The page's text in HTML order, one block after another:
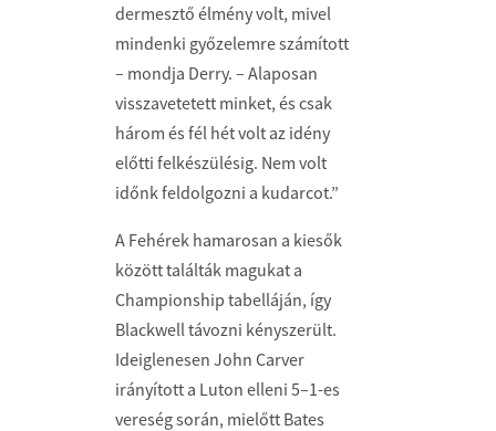
dermesztő élmény volt, mivel
mindenki győzelemre számított
– mondja Derry. – Alaposan
visszavetetett minket, és csak
három és fél hét volt az idény
előtti felkészülésig. Nem volt
időnk feldolgozni a kudarcot.”
A Fehérek hamarosan a kiesők
között találták magukat a
Championship tabelláján, így
Blackwell távozni kényszerült.
Ideiglenesen John Carver
irányított a Luton elleni 5–1-es
vereség során, mielőtt Bates